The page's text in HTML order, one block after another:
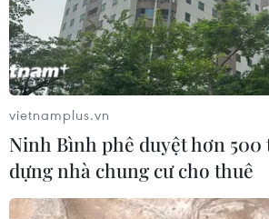
vietnamplus.vn
Ninh Bình phê duyệt hơn 500
dựng nhà chung cư cho thuê